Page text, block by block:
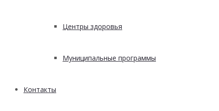
Центры здоровья
Муниципальные программы
Контакты